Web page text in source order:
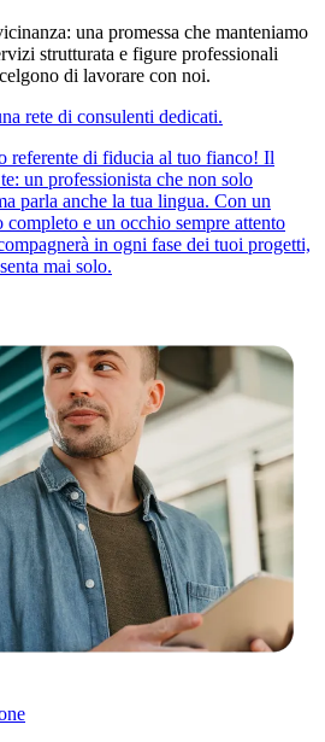
: una promessa che manteniamo
strutturata e figure professionali
di lavorare con noi.
rete di consulenti dedicati.
referente di fiducia al tuo fianco! Il
un professionista che non solo
parla anche la tua lingua. Con un
e un occhio sempre attento
in ogni fase dei tuoi progetti,
mai solo.